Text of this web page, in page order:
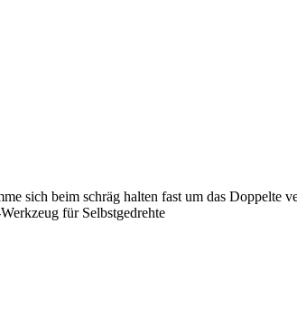
sich beim schräg halten fast um das Doppelte
für Selbstgedrehte